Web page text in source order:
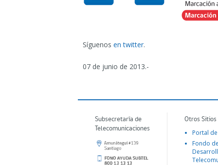
Síguenos en twitter.
07 de junio de 2013.-
Subsecretaría de
Telecomunicaciones
Otros
Portal
Fondo